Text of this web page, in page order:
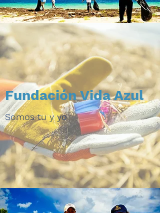
Fundación Vida Azul
Somos tu y yo